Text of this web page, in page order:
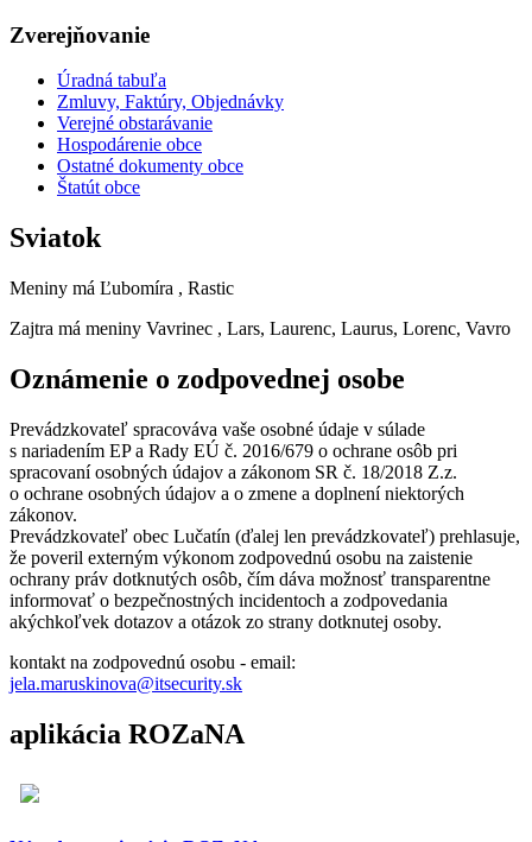
Zverejňovanie
Úradná tabuľa
Zmluvy, Faktúry, Objednávky
Verejné obstarávanie
Hospodárenie obce
Ostatné dokumenty obce
Štatút obce
Sviatok
Meniny má Ľubomíra , Rastic
Zajtra má meniny Vavrinec , Lars, Laurenc, Laurus, Lorenc, Vavro
Oznámenie o zodpovednej osobe
Prevádzkovateľ spracováva vaše osobné údaje v súlade
s nariadením EP a Rady EÚ č. 2016/679 o ochrane osôb pri
spracovaní osobných údajov a zákonom SR č. 18/2018 Z.z.
o ochrane osobných údajov a o zmene a doplnení niektorých
zákonov.
Prevádzkovateľ obec Lučatín (ďalej len prevádzkovateľ) prehlasuje,
že poveril externým výkonom zodpovednú osobu na zaistenie
ochrany práv dotknutých osôb, čím dáva možnosť transparentne
informovať o bezpečnostných incidentoch a zodpovedania
akýchkoľvek dotazov a otázok zo strany dotknutej osoby.
kontakt na zodpovednú osobu - email:
jela.maruskinova@itsecurity.sk
aplikácia ROZaNA